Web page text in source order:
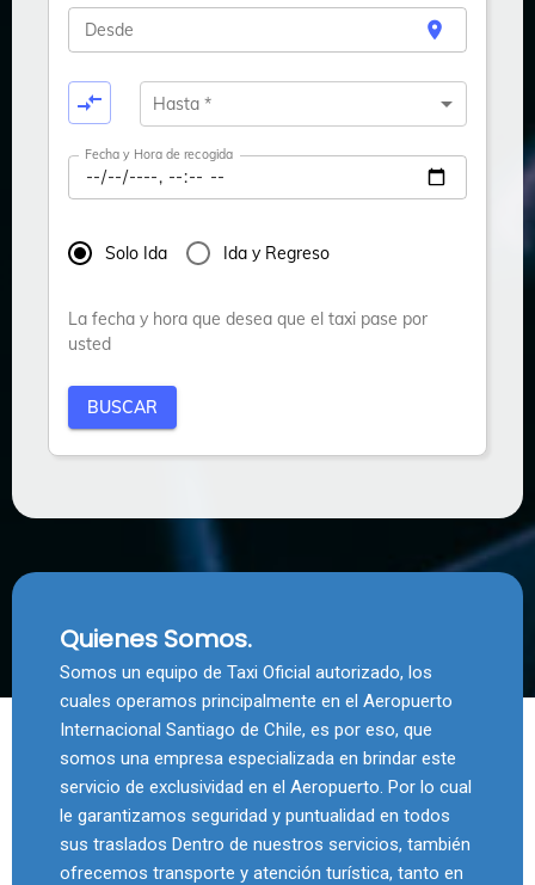
Quienes Somos.
Somos un equipo de Taxi Oficial autorizado, los
cuales operamos principalmente en el Aeropuerto
Internacional Santiago de Chile, es por eso, que
somos una empresa especializada en brindar este
servicio de exclusividad en el Aeropuerto. Por lo cual
le garantizamos seguridad y puntualidad en todos
sus traslados Dentro de nuestros servicios, también
ofrecemos transporte y atención turística, tanto en